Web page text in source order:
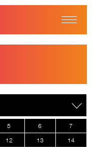
5 6
7
12 13
14